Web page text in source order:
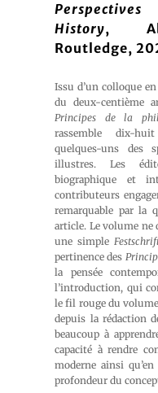
History,
Routledge,
Issu d’un colloque
du deux-centième
Principes de la
rassemble dix-
quelques-uns des
illustres. Les
biographique et
contributeurs
remarquable par la
article. Le volume
une simple
pertinence des
la pensée
l’introduction, qui
le fil rouge du
depuis la rédaction
beaucoup à
capacité à rendre
moderne ainsi
profondeur du